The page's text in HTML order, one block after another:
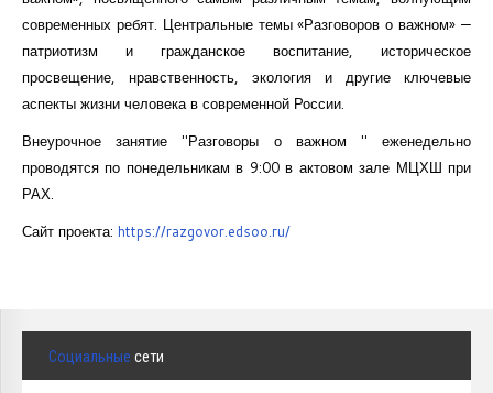
Образование
Доп. образование
Курсы повышения квалификации
Центр непрерывного образования
современных ребят. Центральные темы «Разговоров о важном» —
патриотизм и гражданское воспитание, историческое
просвещение, нравственность, экология и другие ключевые
аспекты жизни человека в современной России.
Внеурочное занятие "Разговоры о важном " еженедельно
проводятся по понедельникам в 9:00 в актовом зале МЦХШ при
РАХ.
Сайт проекта: https://razgovor.edsoo.ru/
Социальные сети